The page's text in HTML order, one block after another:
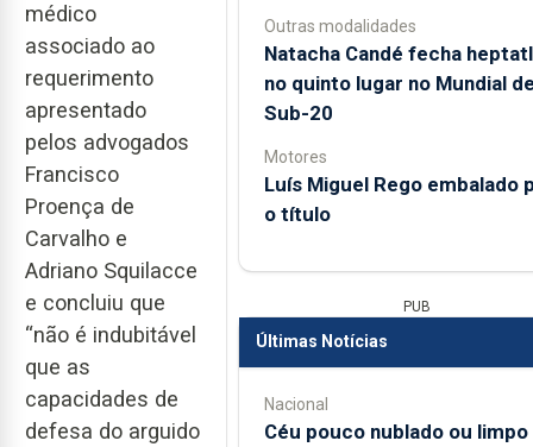
médico
associado ao
requerimento
apresentado
pelos advogados
Francisco
Proença de
Carvalho e
Adriano Squilacce
e concluiu que
“não é indubitável
que as
capacidades de
defesa do arguido
Outras modalidades
Natacha Candé fecha
no quinto lugar no Mundial
Sub-20
Motores
Luís Miguel Rego embalado
o título
PUB
Últimas Notícias
Nacional
Céu pouco nublado ou limpo